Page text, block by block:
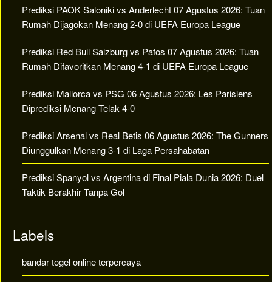
Prediksi PAOK Saloniki vs Anderlecht 07 Agustus 2026: Tuan
Rumah Dijagokan Menang 2-0 di UEFA Europa League
Prediksi Red Bull Salzburg vs Pafos 07 Agustus 2026: Tuan
Rumah Difavoritkan Menang 4-1 di UEFA Europa League
Prediksi Mallorca vs PSG 06 Agustus 2026: Les Parisiens
Diprediksi Menang Telak 4-0
Prediksi Arsenal vs Real Betis 06 Agustus 2026: The Gunners
Diunggulkan Menang 3-1 di Laga Persahabatan
Prediksi Spanyol vs Argentina di Final Piala Dunia 2026: Duel
Taktik Berakhir Tanpa Gol
Labels
bandar togel online terpercaya